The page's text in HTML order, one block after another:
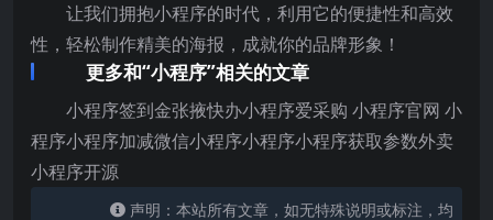
让我们拥抱小程序的时代，利用它的便捷性和高效
性，轻松制作精美的海报，成就你的品牌形象！
更多和“小程序”相关的文章
小程序签到金张掖快办小程序爱采购 小程序官网 小
程序小程序加减微信小程序小程序小程序获取参数外卖
小程序开源
声明：本站所有文章，如无特殊说明或标注，均